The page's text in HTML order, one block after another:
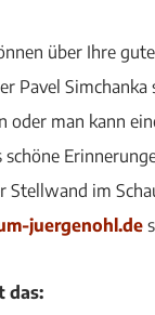
über Ihre
Pavel
oder man kann
Stellwand im
juergenohl.de
das: